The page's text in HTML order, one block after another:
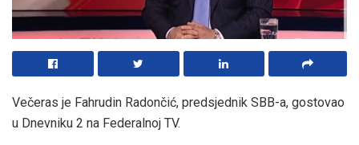
Večeras je Fahrudin Radončić, predsjednik SBB-a, gostovao
u Dnevniku 2 na Federalnoj TV.